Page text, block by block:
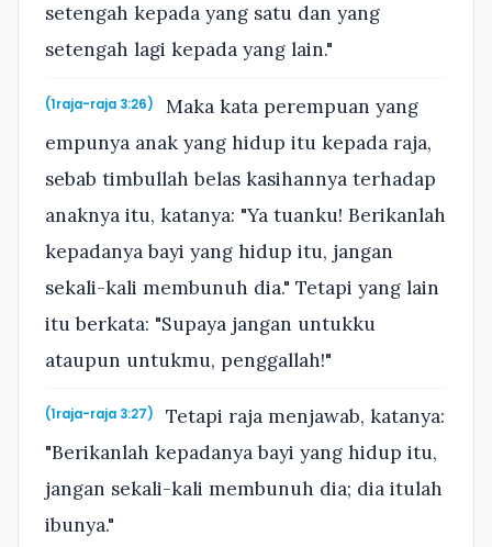
setengah kepada yang satu dan yang
setengah lagi kepada yang lain."
(1raja-raja 3:26)
Maka kata perempuan yang
empunya anak yang hidup itu kepada raja,
sebab timbullah belas kasihannya terhadap
anaknya itu, katanya: "Ya tuanku! Berikanlah
kepadanya bayi yang hidup itu, jangan
sekali-kali membunuh dia." Tetapi yang lain
itu berkata: "Supaya jangan untukku
ataupun untukmu, penggallah!"
(1raja-raja 3:27)
Tetapi raja menjawab, katanya:
"Berikanlah kepadanya bayi yang hidup itu,
jangan sekali-kali membunuh dia; dia itulah
ibunya."